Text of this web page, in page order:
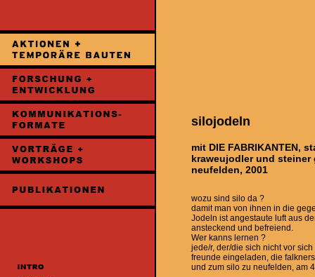
silojodeln
mit DIE FABRIKANTEN,
kraweujodler und steiner
neufelden, 2001
wozu sind silo da ?
damit man von ihnen in die
Jodeln ist angestaute luft aus
ansteckend und befreiend.
Wer kanns lernen ?
jede/r, der/die sich nicht vor
freunde eingeladen, die
und zum silo zu neufelden, am